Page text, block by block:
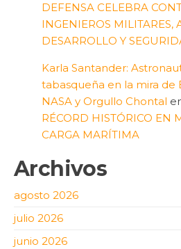
DEFENSA CELEBRA
INGENIEROS MILITARES,
DESARROLLO Y
Karla Santander:
tabasqueña en la mira de
NASA y Orgullo Chontal
RÉCORD HISTÓRICO EN
CARGA MARÍTIMA
Archivos
agosto 2026
julio 2026
junio 2026